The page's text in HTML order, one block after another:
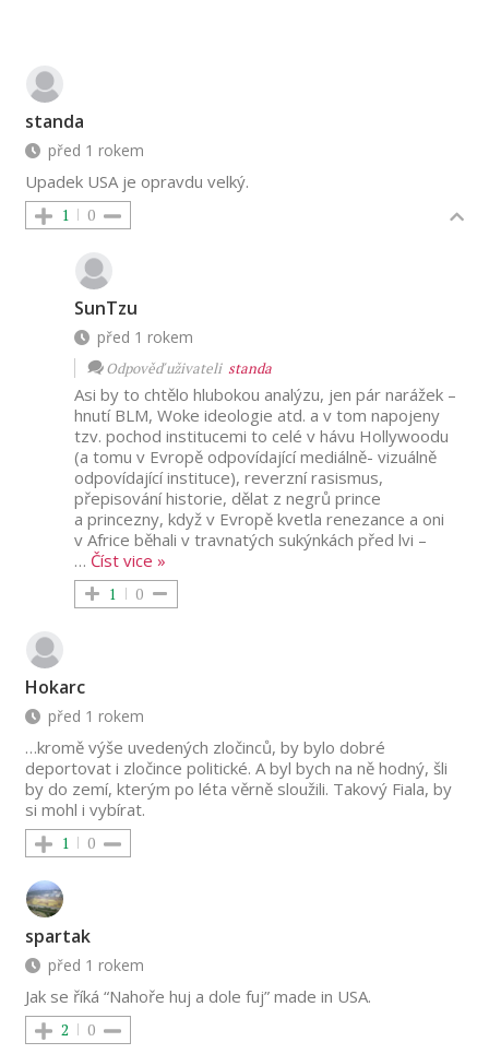
standa
před 1 rokem
Upadek USA je opravdu velký.
1 0
SunTzu
před 1 rokem
Odpověď uživateli standa
Asi by to chtělo hlubokou analýzu, jen pár narážek –
hnutí BLM, Woke ideologie atd. a v tom napojeny
tzv. pochod institucemi to celé v hávu Hollywoodu
(a tomu v Evropě odpovídající mediálně- vizuálně
odpovídající instituce), reverzní rasismus,
přepisování historie, dělat z negrů prince
a princezny, když v Evropě kvetla renezance a oni
v Africe běhali v travnatých sukýnkách před lvi –
… Číst vice »
1 0
Hokarc
před 1 rokem
…kromě výše uvedených zločinců, by bylo dobré
deportovat i zločince politické. A byl bych na ně hodný, šli
by do zemí, kterým po léta věrně sloužili. Takový Fiala, by
si mohl i vybírat.
1 0
spartak
před 1 rokem
Jak se říká “Nahoře huj a dole fuj” made in USA.
2 0